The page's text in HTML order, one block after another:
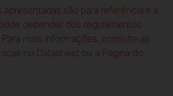
são para referência e a
depender dos regulamentos
Para mais informações, consulte as
no Datasheet ou a Página do